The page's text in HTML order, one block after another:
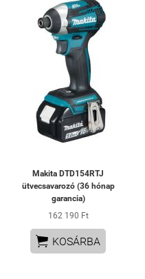
Makita DTD154RTJ
ütvecsavarozó (36 hónap
garancia)
162 190 Ft
 KOSÁRBA